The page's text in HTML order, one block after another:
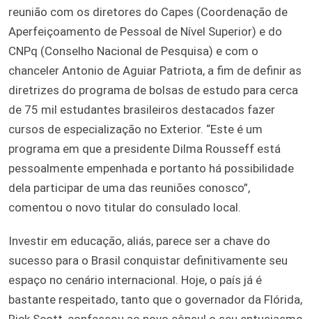
reunião com os diretores do Capes (Coordenação de
Aperfeiçoamento de Pessoal de Nível Superior) e do
CNPq (Conselho Nacional de Pesquisa) e com o
chanceler Antonio de Aguiar Patriota, a fim de definir as
diretrizes do programa de bolsas de estudo para cerca
de 75 mil estudantes brasileiros destacados fazer
cursos de especialização no Exterior. “Este é um
programa em que a presidente Dilma Rousseff está
pessoalmente empenhada e portanto há possibilidade
dela participar de uma das reuniões conosco”,
comentou o novo titular do consulado local.
Investir em educação, aliás, parece ser a chave do
sucesso para o Brasil conquistar definitivamente seu
espaço no cenário internacional. Hoje, o país já é
bastante respeitado, tanto que o governador da Flórida,